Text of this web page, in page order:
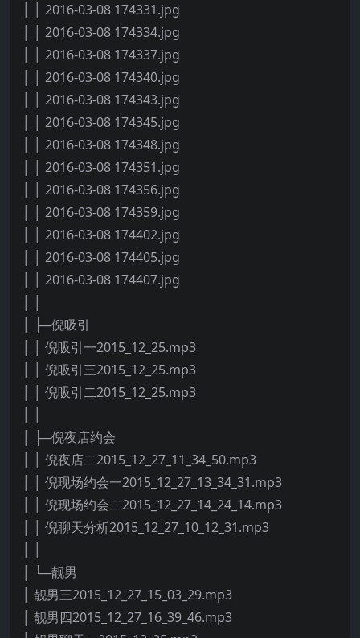
│ │ 2016-03-08 174331.jpg
│ │ 2016-03-08 174334.jpg
│ │ 2016-03-08 174337.jpg
│ │ 2016-03-08 174340.jpg
│ │ 2016-03-08 174343.jpg
│ │ 2016-03-08 174345.jpg
│ │ 2016-03-08 174348.jpg
│ │ 2016-03-08 174351.jpg
│ │ 2016-03-08 174356.jpg
│ │ 2016-03-08 174359.jpg
│ │ 2016-03-08 174402.jpg
│ │ 2016-03-08 174405.jpg
│ │ 2016-03-08 174407.jpg
│ ├─倪吸引
│ │ 倪吸引一2015_12_25.mp3
│ │ 倪吸引三2015_12_25.mp3
│ │ 倪吸引二2015_12_25.mp3
│ ├─倪夜店约会
│ │ 倪夜店二2015_12_27_11_34_50.mp3
│ │ 倪现场约会一2015_12_27_13_34_31.mp3
│ │ 倪现场约会二2015_12_27_14_24_14.mp3
│ │ 倪聊天分析2015_12_27_10_12_31.mp3
│ └─靓男
│ 靓男三2015_12_27_15_03_29.mp3
│ 靓男四2015_12_27_16_39_46.mp3